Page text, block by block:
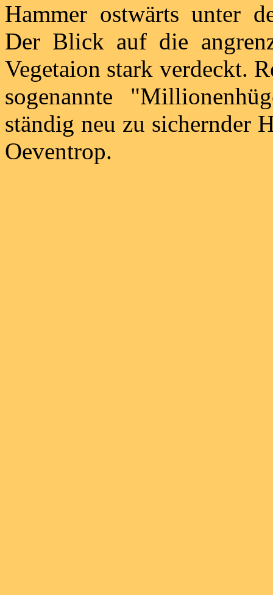
Hammer ostwärts unter
Der Blick auf die
Vegetaion stark verdeckt.
sogenannte
ständig neu zu sichernder
Oeventrop.